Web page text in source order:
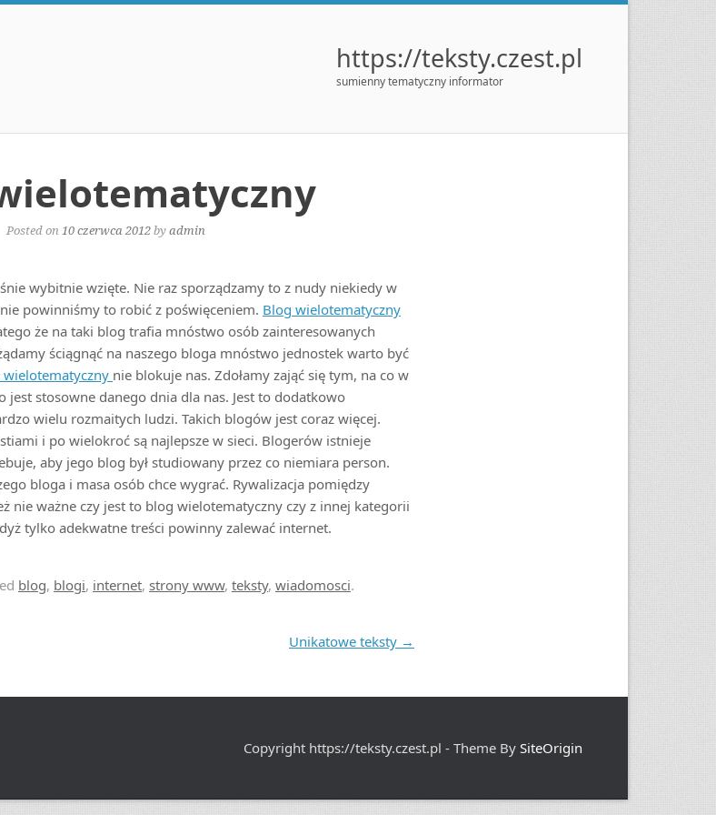
https://teksty.czest.pl
sumienny tematyczny informator
Posted on10 czerwca 2012byadmin
wybitnie wzięte. Nie raz sporządzamy to z nudy niekiedy w
powinniśmy to robić z poświęceniem. Blog wielotematyczny
że na taki blog trafia mnóstwo osób zainteresowanych
ściągnąć na naszego bloga mnóstwo jednostek warto być
wielotematyczny nie blokuje nas. Zdołamy zająć się tym, na co w
stosowne danego dnia dla nas. Jest to dodatkowo
wielu rozmaitych ludzi. Takich blogów jest coraz więcej.
i po wielokroć są najlepsze w sieci. Blogerów istnieje
aby jego blog był studiowany przez co niemiara person.
bloga i masa osób chce wygrać. Rywalizacja pomiędzy
nie ważne czy jest to blog wielotematyczny czy z innej kategorii
tylko adekwatne treści powinny zalewać internet.
blog, blogi, internet, strony www, teksty, wiadomosci.
Unikatowe teksty →
Copyright https://teksty.czest.pl - Theme By SiteOrigin